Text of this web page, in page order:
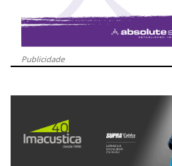
Publicidade